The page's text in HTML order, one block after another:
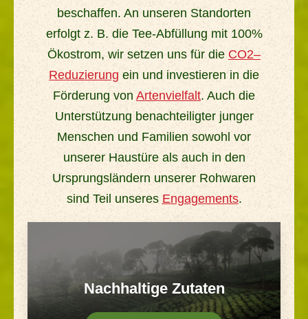
beschaffen. An unseren Standorten
erfolgt z. B. die Tee-Abfüllung mit 100%
Ökostrom, wir setzen uns für die CO2–
Reduzierung ein und investieren in die
Förderung von Artenvielfalt. Auch die
Unterstützung benachteiligter junger
Menschen und Familien sowohl vor
unserer Haustüre als auch in den
Ursprungsländern unserer Rohwaren
sind Teil unseres Engagements.
Nachhaltige Zutaten